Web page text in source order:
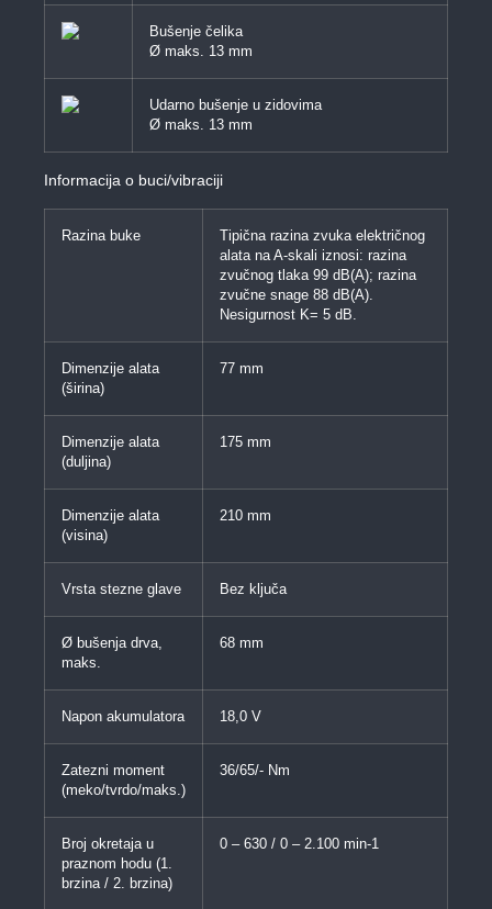
Bušenje čelika
Ø maks. 13 mm
Udarno bušenje u zidovima
Ø maks. 13 mm
Informacija o buci/vibraciji
Razina buke
Tipična razina zvuka električnog
alata na A-skali iznosi: razina
zvučnog tlaka 99 dB(A); razina
zvučne snage 88 dB(A).
Nesigurnost K= 5 dB.
Dimenzije alata
(širina)
77 mm
Dimenzije alata
(duljina)
175 mm
Dimenzije alata
(visina)
210 mm
Vrsta stezne glave Bez ključa
Ø bušenja drva,
maks.
68 mm
Napon akumulatora 18,0 V
Zatezni moment
(meko/tvrdo/maks.)
36/65/- Nm
Broj okretaja u
praznom hodu (1.
brzina / 2. brzina)
0 – 630 / 0 – 2.100 min-1